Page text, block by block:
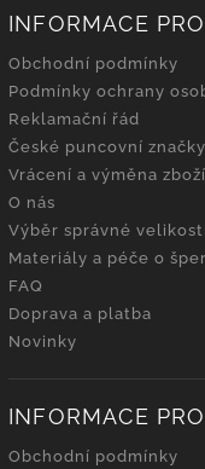
INFORMACE
Obchodní podmínky
Podmínky ochrany
Reklamační řád
České puncovní značky
Vrácení a výměna zboží
O nás
Výběr správné
Materiály a péče o
FAQ
Doprava a platba
Novinky
INFORMACE
Obchodní podmínky